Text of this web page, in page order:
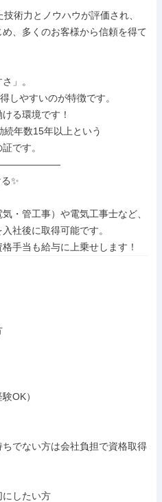
術力とノウハウが評価され、
、多くのお客様から信頼を得て
」。
しやすいのが特徴です。
る環境です！
年数15年以上という
です。
✨
・管工事）や電気工事士など、
社後に取得可能です。
手当も給与に上乗せします！
OK）
でない方は会社負担で資格取得
したい方